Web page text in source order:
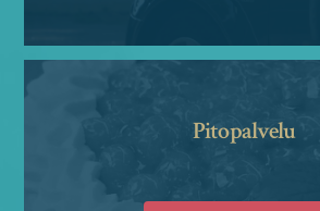
Pitopalvelu